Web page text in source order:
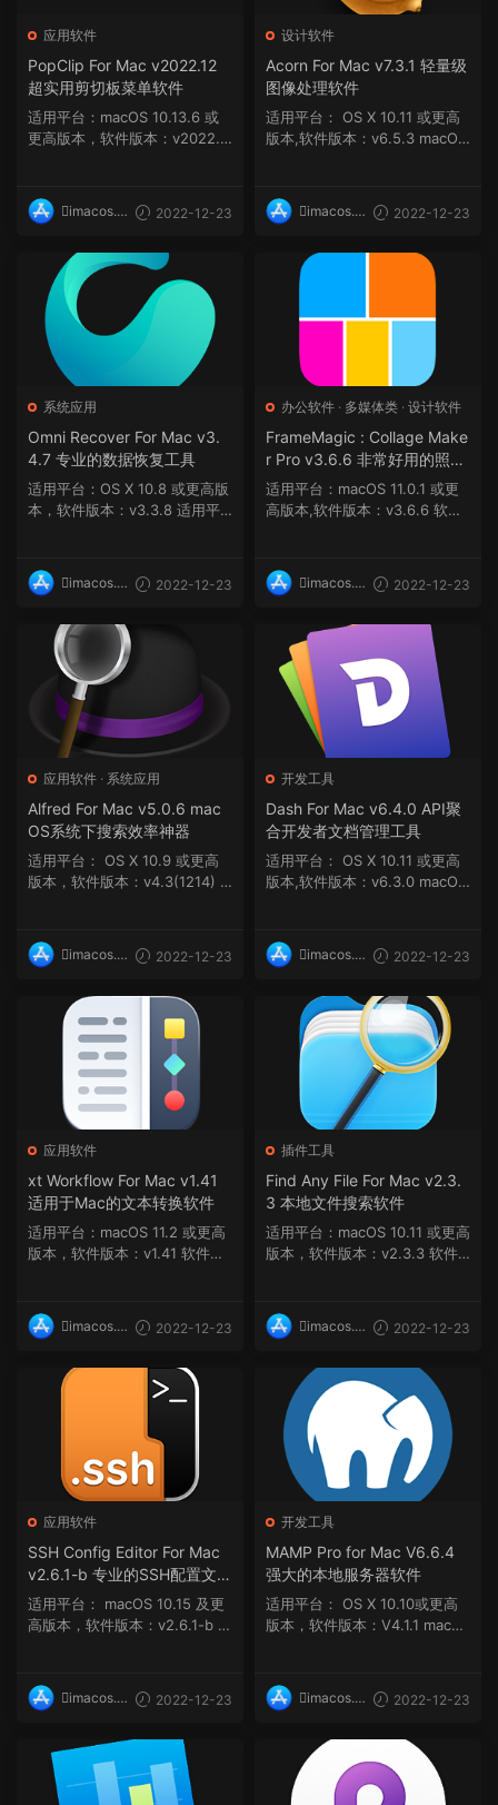
应用软件
PopClip For Mac v2022.12
超实用剪切板菜单软件
适用平台：macOS 10.13.6 或
更高版本，软件版本：v2022.1
imacos.t
2022-12-23
设计软件
Acorn For Mac v7.3.1 轻量级
图像处理软件
适用平台： OS X 10.11 或更高
版本,软件版本：v6.5.3 macOS
imacos.t
2022-12-23
系统应用
Omni Recover For Mac v3.
4.7 专业的数据恢复工具
适用平台：OS X 10.8 或更高版
本，软件版本：v3.3.8 适用平
imacos.t
2022-12-23
办公软件 · 多媒体类 · 设计软件
FrameMagic : Collage Make
r Pro v3.6.6 非常好用的照片
拼贴工具
适用平台：macOS 11.0.1 或更
高版本,软件版本：v3.6.6 软件
imacos.t
2022-12-23
应用软件 · 系统应用
Alfred For Mac v5.0.6 mac
OS系统下搜索效率神器
适用平台： OS X 10.9 或更高
版本，软件版本：v4.3(1214) m
imacos.t
2022-12-23
开发工具
Dash For Mac v6.4.0 API聚
合开发者文档管理工具
适用平台： OS X 10.11 或更高
版本,软件版本：v6.3.0 macOS
imacos.t
2022-12-23
应用软件
xt Workflow For Mac v1.41
适用于Mac的文本转换软件
适用平台：macOS 11.2 或更高
版本，软件版本：v1.41 软件介
imacos.t
2022-12-23
插件工具
Find Any File For Mac v2.3.
3 本地文件搜索软件
适用平台：macOS 10.11 或更高
版本，软件版本：v2.3.3 软件
imacos.t
2022-12-23
应用软件
SSH Config Editor For Mac
v2.6.1-b 专业的SSH配置文件
管理工具
适用平台： macOS 10.15 及更
高版本，软件版本：v2.6.1-b 软
imacos.t
2022-12-23
开发工具
MAMP Pro for Mac V6.6.4
强大的本地服务器软件
适用平台： OS X 10.10或更高
版本，软件版本：V4.1.1 macO
imacos.t
2022-12-23